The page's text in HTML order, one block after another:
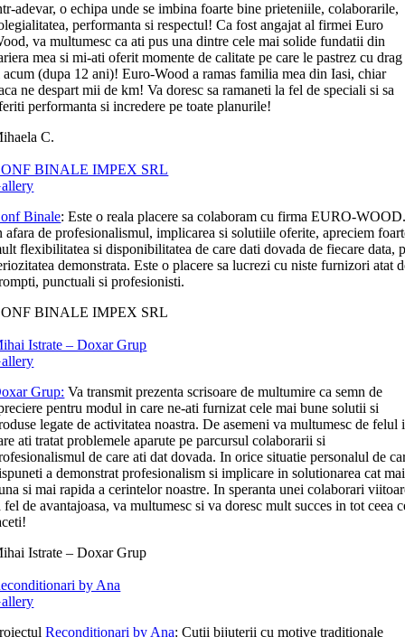
adevar, o echipa unde se imbina foarte bine prieteniile, colaborarile,
performanta si respectul! Ca fost angajat al firmei Euro
va multumesc ca ati pus una dintre cele mai solide fundatii din
mea si mi-ati oferit momente de calitate pe care le pastrez cu drag
acum (dupa 12 ani)! Euro-Wood a ramas familia mea din Iasi, chiar
ne despart mii de km! Va doresc sa ramaneti la fel de speciali si sa
performanta si incredere pe toate planurile!
C.
BINALE IMPEX SRL
Binale: Este o reala placere sa colaboram cu firma EURO-
afara de profesionalismul, implicarea si solutiile oferite, apreciem
flexibilitatea si disponibilitatea de care dati dovada de fiecare data,
demonstrata. Este o placere sa lucrezi cu niste furnizori atat
punctuali si profesionisti.
BINALE IMPEX SRL
Istrate – Doxar Grup
Grup: Va transmit prezenta scrisoare de multumire ca semn de
pentru modul in care ne-ati furnizat cele mai bune solutii si
legate de activitatea noastra. De asemeni va multumesc de felul
ati tratat problemele aparute pe parcursul colaborarii si
de care ati dat dovada. In orice situatie personalul de
a demonstrat profesionalism si implicare in solutionarea cat mai
si mai rapida a cerintelor noastre. In speranta unei colaborari
fel de avantajoasa, va multumesc si va doresc mult succes in tot ceea
Istrate – Doxar Grup
by Ana
Reconditionari by Ana: Cutii bijuterii cu motive traditionale